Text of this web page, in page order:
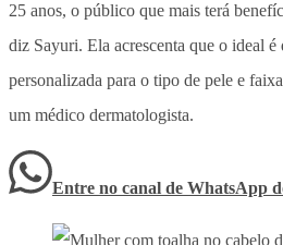
25 anos, o público que mais terá
diz Sayuri. Ela acrescenta que o ideal é
personalizada para o tipo de pele e
um médico dermatologista.
Entre no canal de WhatsApp